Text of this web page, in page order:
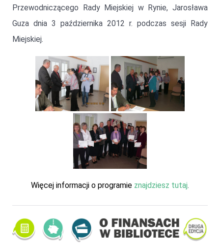
Przewodniczącego Rady Miejskiej w Rynie, Jarosława
Guza dnia 3 października 2012 r. podczas sesji Rady
Miejskiej.
Więcej informacji o programie znajdziesz tutaj.